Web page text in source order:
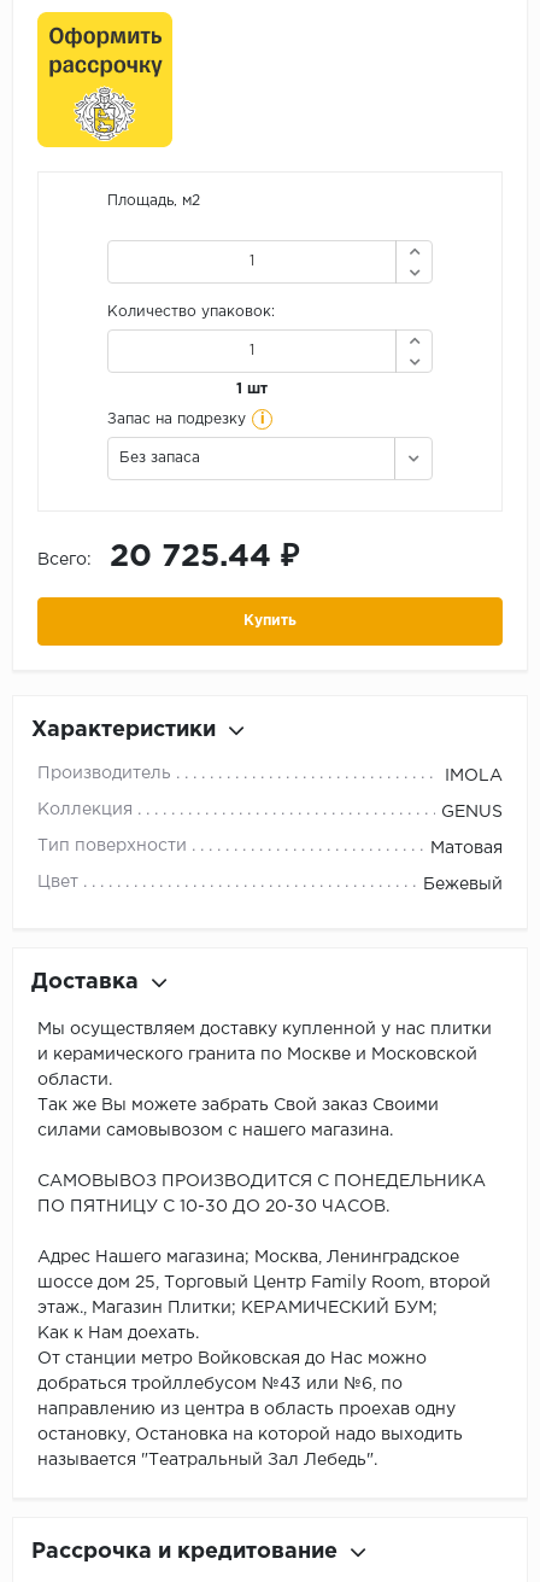
Площадь, м2
Количество упаковок:
1 шт
Запас на подрезку i
Без запаса
Всего: 20 725.44 ₽
Купить
Характеристики
Производитель IMOLA
Коллекция GENUS
Тип поверхности Матовая
Цвет Бежевый
Доставка
Мы осуществляем доставку купленной у нас плитки
и керамического гранита по Москве и Московской
области.
Так же Вы можете забрать Свой заказ Своими
силами самовывозом с нашего магазина.
САМОВЫВОЗ ПРОИЗВОДИТСЯ С ПОНЕДЕЛЬНИКА
ПО ПЯТНИЦУ С 10-30 ДО 20-30 ЧАСОВ.
Адрес Нашего магазина; Москва, Ленинградское
шоссе дом 25, Торговый Центр Family Room, второй
этаж., Магазин Плитки; КЕРАМИЧЕСКИЙ БУМ;
Как к Нам доехать.
От станции метро Войковская до Нас можно
добраться тройллебусом №43 или №6, по
направлению из центра в область проехав одну
остановку, Остановка на которой надо выходить
называется "Театральный Зал Лебедь".
Рассрочка и кредитование